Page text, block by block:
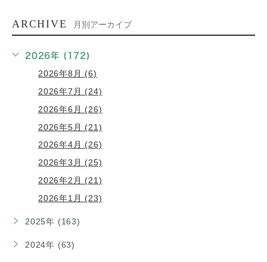
ARCHIVE 月別アーカイブ
2026年 (172)
2026年8月 (6)
2026年7月 (24)
2026年6月 (26)
2026年5月 (21)
2026年4月 (26)
2026年3月 (25)
2026年2月 (21)
2026年1月 (23)
2025年 (163)
2024年 (63)